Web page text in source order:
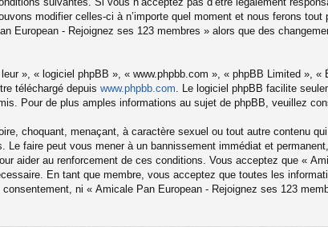
modifier celles-ci à n’importe quel moment et nous ferons
European - Rejoignez ses 123 membres » alors que des
», « logiciel phpBB », « www.phpbb.com », « phpBB Limited »,
téléchargé depuis www.phpbb.com . Le logiciel phpBB facilite
Pour de plus amples informations au sujet de phpBB, veuillez
choquant, menaçant, à caractère sexuel ou tout autre contenu
faire peut vous mener à un bannissement immédiat et
aider au renforcement de ces conditions. Vous acceptez que «
En tant que membre, vous acceptez que toutes les
ni « Amicale Pan European - Rejoignez ses 123